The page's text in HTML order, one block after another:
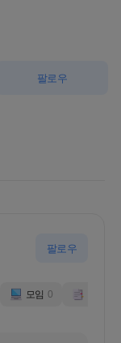
팔로우
팔로우
모임 0